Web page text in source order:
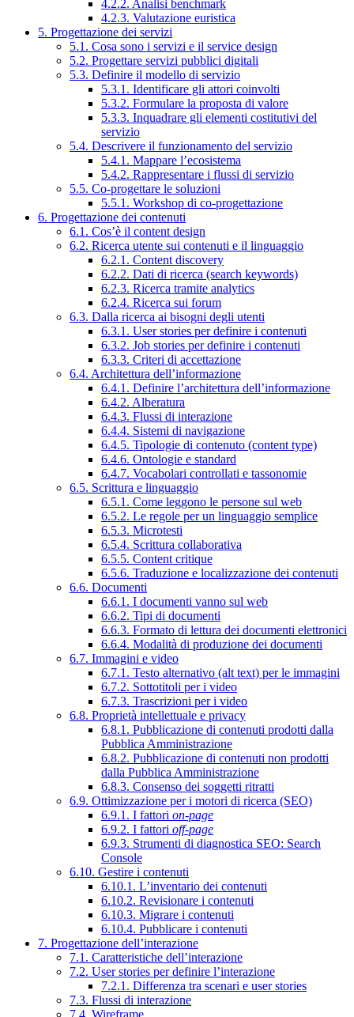
4.2.2. Analisi benchmark
4.2.3. Valutazione euristica
5. Progettazione dei servizi
5.1. Cosa sono i servizi e il service design
5.2. Progettare servizi pubblici digitali
5.3. Definire il modello di servizio
5.3.1. Identificare gli attori coinvolti
5.3.2. Formulare la proposta di valore
5.3.3. Inquadrare gli elementi costitutivi del
servizio
5.4. Descrivere il funzionamento del servizio
5.4.1. Mappare l’ecosistema
5.4.2. Rappresentare i flussi di servizio
5.5. Co-progettare le soluzioni
5.5.1. Workshop di co-progettazione
6. Progettazione dei contenuti
6.1. Cos’è il content design
6.2. Ricerca utente sui contenuti e il linguaggio
6.2.1. Content discovery
6.2.2. Dati di ricerca (search keywords)
6.2.3. Ricerca tramite analytics
6.2.4. Ricerca sui forum
6.3. Dalla ricerca ai bisogni degli utenti
6.3.1. User stories per definire i contenuti
6.3.2. Job stories per definire i contenuti
6.3.3. Criteri di accettazione
6.4. Architettura dell’informazione
6.4.1. Definire l’architettura dell’informazione
6.4.2. Alberatura
6.4.3. Flussi di interazione
6.4.4. Sistemi di navigazione
6.4.5. Tipologie di contenuto (content type)
6.4.6. Ontologie e standard
6.4.7. Vocabolari controllati e tassonomie
6.5. Scrittura e linguaggio
6.5.1. Come leggono le persone sul web
6.5.2. Le regole per un linguaggio semplice
6.5.3. Microtesti
6.5.4. Scrittura collaborativa
6.5.5. Content critique
6.5.6. Traduzione e localizzazione dei contenuti
6.6. Documenti
6.6.1. I documenti vanno sul web
6.6.2. Tipi di documenti
6.6.3. Formato di lettura dei documenti elettronici
6.6.4. Modalità di produzione dei documenti
6.7. Immagini e video
6.7.1. Testo alternativo (alt text) per le immagini
6.7.2. Sottotitoli per i video
6.7.3. Trascrizioni per i video
6.8. Proprietà intellettuale e privacy
6.8.1. Pubblicazione di contenuti prodotti dalla
Pubblica Amministrazione
6.8.2. Pubblicazione di contenuti non prodotti
dalla Pubblica Amministrazione
6.8.3. Consenso dei soggetti ritratti
6.9. Ottimizzazione per i motori di ricerca (SEO)
6.9.1. I fattori on-page
6.9.2. I fattori off-page
6.9.3. Strumenti di diagnostica SEO: Search
Console
6.10. Gestire i contenuti
6.10.1. L’inventario dei contenuti
6.10.2. Revisionare i contenuti
6.10.3. Migrare i contenuti
6.10.4. Pubblicare i contenuti
7. Progettazione dell’interazione
7.1. Caratteristiche dell’interazione
7.2. User stories per definire l’interazione
7.2.1. Differenza tra scenari e user stories
7.3. Flussi di interazione
7.4. Wireframe